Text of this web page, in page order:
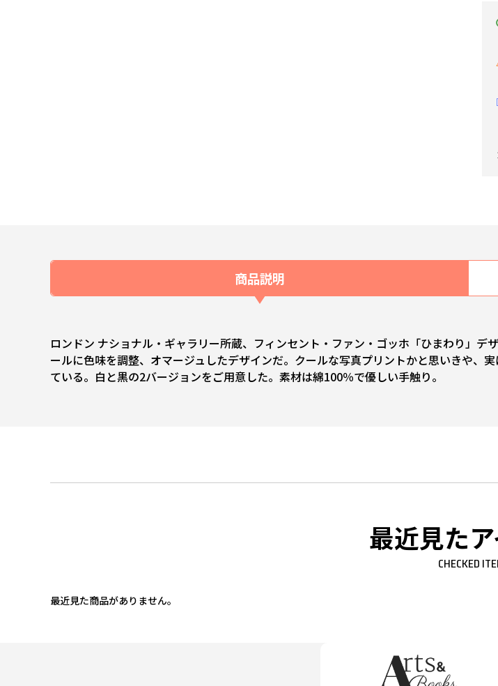
商品説明
ロンドン ナショナル・ギャラリー所蔵、フィンセント・ファン・ゴッホ「ひまわり」
ールに色味を調整、オマージュしたデザインだ。クールな写真プリントかと思いきや、
ている。白と黒の2バージョンをご用意した。素材は綿100％で優しい手触り。
最近見た
CHECKED
最近見た商品がありません。